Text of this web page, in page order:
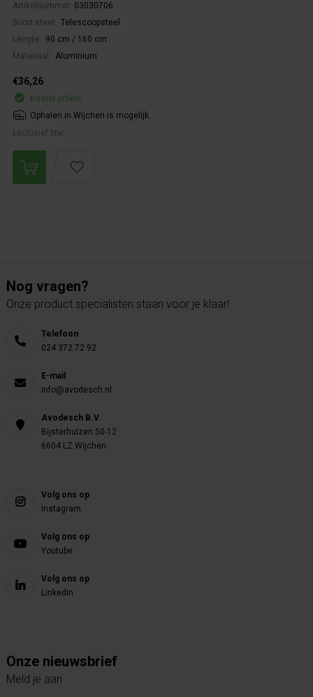
Artikelnummer: 03030706
Soort steel:
Telescoopsteel
Lengte:
90 cm / 160 cm
Materiaal:
Aluminium
€36,26
Bestel artikel.
Ophalen in Wijchen is mogelijk.
Exclusief btw.
Nog vragen?
Onze product specialisten staan voor je klaar!
Telefoon
024 372 72 92
E-mail
info@avodesch.nl
Avodesch B.V.
Bijsterhuizen 50-12
6604 LZ Wijchen
Volg ons op
Instagram
Volg ons op
Youtube
Volg ons op
Linkedin
Onze nieuwsbrief
Meld je aan